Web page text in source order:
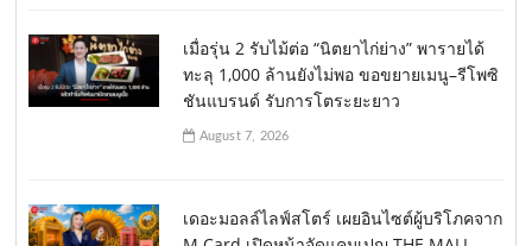
เมื่อรุ่น 2 รับไม้ต่อ “นิตยาไก่ย่าง” พารายได้
ทะลุ 1,000 ล้านยังไม่พอ ขอขยายเมนู–รีโพซิ
ชันแบรนด์ รับการโตระยะยาว
August 7, 2026
เดอะมอลล์ไลฟ์สโตร์ เผยอินไซต์ผู้บริโภคจาก